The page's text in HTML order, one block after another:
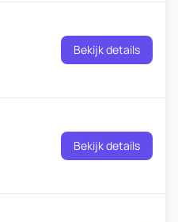
Bekijk details
Bekijk details